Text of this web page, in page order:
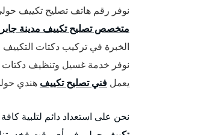
نوفر رقم هاتف تصليح تكييف
متخصص تصليح تكييف مدينة جابر
الخبرة في تركيب دكتات التكييف
نوفر خدمة غسيل وتنظيف دكتات
يعمل فني تصليح تكييف هندي
نحن على استعداد دائم لتلبية